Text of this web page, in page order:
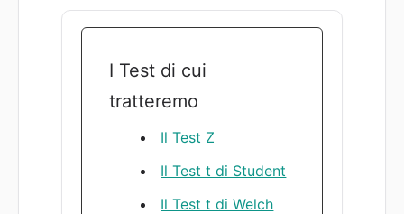
I Test di cui
tratteremo
Il Test Z
Il Test t di Student
Il Test t di Welch